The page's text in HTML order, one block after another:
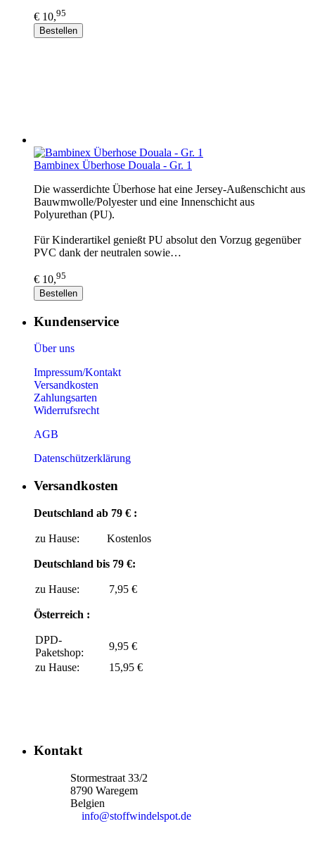
€ 10,95
Bestellen
Bambinex Überhose Douala - Gr. 1
Die wasserdichte Überhose hat eine Jersey-Außenschicht aus
Bauwmwolle/Polyester und eine Innenschicht aus
Polyurethan (PU).
Für Kinderartikel genießt PU absolut den Vorzug gegenüber
PVC dank der neutralen sowie…
€ 10,95
Bestellen
Kundenservice
Über uns
Impressum/Kontakt
Versandkosten
Zahlungsarten
Widerrufsrecht
AGB
Datenschützerklärung
Versandkosten
Deutschland ab 79 € :
zu Hause: Kostenlos
Deutschland bis 79 €:
zu Hause: 7,95 €
Österreich :
DPD-
Paketshop:
9,95 €
zu Hause:
15,95 €
Kontakt
Stormestraat 33/2
8790 Waregem
Belgien
info@stoffwindelspot.de